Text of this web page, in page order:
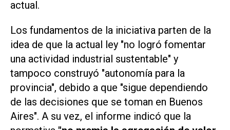
actual.
Los fundamentos de la iniciativa parten de la
idea de que la actual ley "no logró fomentar
una actividad industrial sustentable" y
tampoco construyó "autonomía para la
provincia", debido a que "sigue dependiendo
de las decisiones que se toman en Buenos
Aires". A su vez, el informe indicó que la